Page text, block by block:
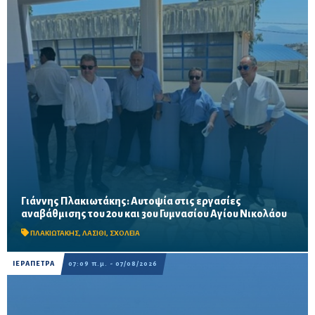
Γιάννης Πλακιωτάκης: Αυτοψία στις εργασίες
αναβάθμισης του 2ου και 3ου Γυμνασίου Αγίου Νικολάου
ΠΛΑΚΙΩΤΑΚΗΣ, ΛΑΣΙΘΙ, ΣΧΟΛΕΙΑ
Οι παρεμβάσεις του προγράμματος «Μαριέττα Γιαννάκου»
αναμένεται να ολοκληρωθούν πριν από τη νέα σχολική χρονιά –
Προβλέπονται ανακαινίσεις αιθουσών, αύλειων και...
ΙΕΡΑΠΕΤΡΑ 07:09 π.μ. - 07/08/2026